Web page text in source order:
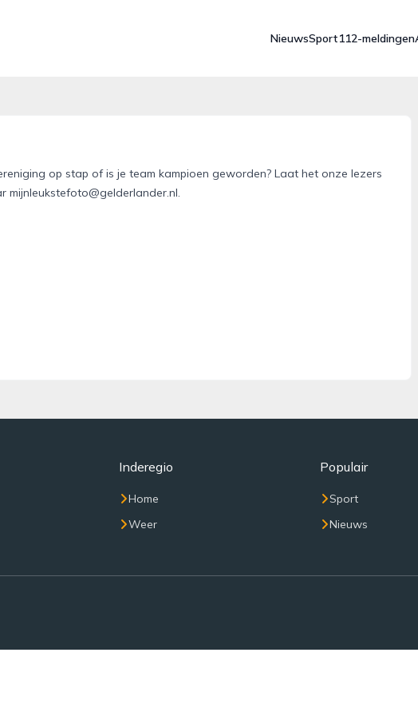
NieuwsSport112-meldingen
op stap of is je team kampioen geworden? Laat het onze lezers
mijnleukstefoto@gelderlander.nl.
Inderegio
Home
Weer
Populair
Sport
Nieuws